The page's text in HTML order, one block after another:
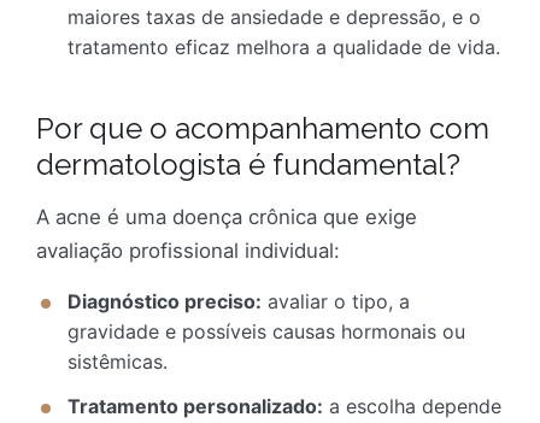
maiores taxas de ansiedade e depressão, e o
tratamento eficaz melhora a qualidade de vida.
Por que o acompanhamento com
dermatologista é fundamental?
A acne é uma doença crônica que exige
avaliação profissional individual:
Diagnóstico preciso: avaliar o tipo, a
gravidade e possíveis causas hormonais ou
sistêmicas.
Tratamento personalizado: a escolha depende